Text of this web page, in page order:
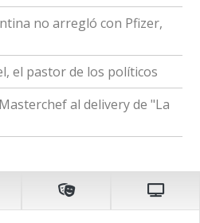
no arregló con Pfizer,
el pastor de los políticos
al delivery de "La